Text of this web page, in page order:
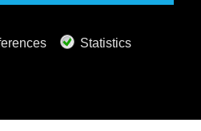
自由的
费收听